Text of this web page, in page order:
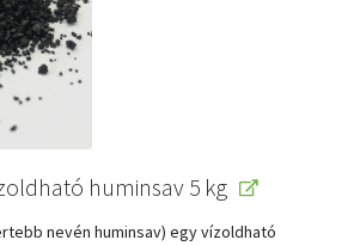
huminsav 5 kg
nevén huminsav) egy vízoldható